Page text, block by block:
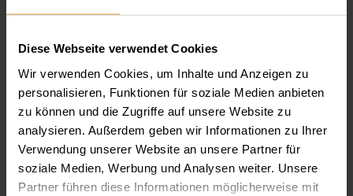
Diese Webseite verwendet Cookies
Wir verwenden Cookies, um Inhalte und Anzeigen zu
personalisieren, Funktionen für soziale Medien anbieten
zu können und die Zugriffe auf unsere Website zu
analysieren. Außerdem geben wir Informationen zu Ihrer
Verwendung unserer Website an unsere Partner für
soziale Medien, Werbung und Analysen weiter. Unsere
Partner führen diese Informationen möglicherweise mit
Behandlung, wofür es bereits zwei moderne und
effektive Möglichkeiten gibt: Aligner und die
Lingualtechnik.
Aligner – durchsichtige Kunststoffschienen
Mit Hilfe von dünnen, durchsichtigen